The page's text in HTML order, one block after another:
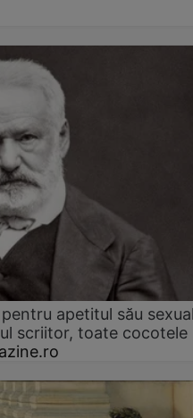
apetitul său
scriitor, toate cocotele